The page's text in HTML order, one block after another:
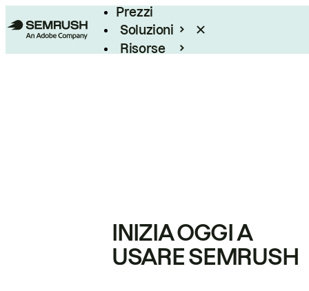
Prezzi
Soluzioni
Risorse
INIZIA OGGI A
USARE SEMRUSH